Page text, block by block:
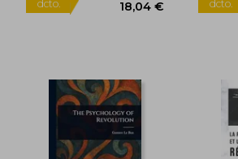
5%
dcto.